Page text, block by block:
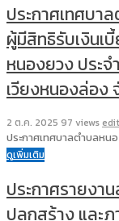
ประกาศเทศบา
ผู้มีสิทธิรับเงินเ
หนองยวง ประ
เวียงหนองล่อง
2 ต.ค. 2025 97 views
ประกาศเทศบาลตำบลห
ดูเพิ่มเติม
ประกาศรายงา
ปลูกสร้าง และ